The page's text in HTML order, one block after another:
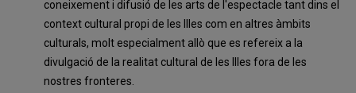
coneixement i difusió de les arts de l'espectacle tant dins el
context cultural propi de les Illes com en altres àmbits
culturals, molt especialment allò que es refereix a la
divulgació de la realitat cultural de les Illes fora de les
nostres fronteres.